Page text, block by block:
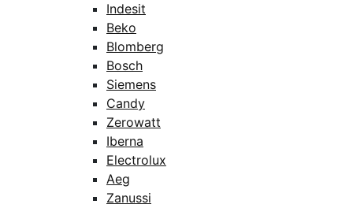
Indesit
Beko
Blomberg
Bosch
Siemens
Candy
Zerowatt
Iberna
Electrolux
Aeg
Zanussi